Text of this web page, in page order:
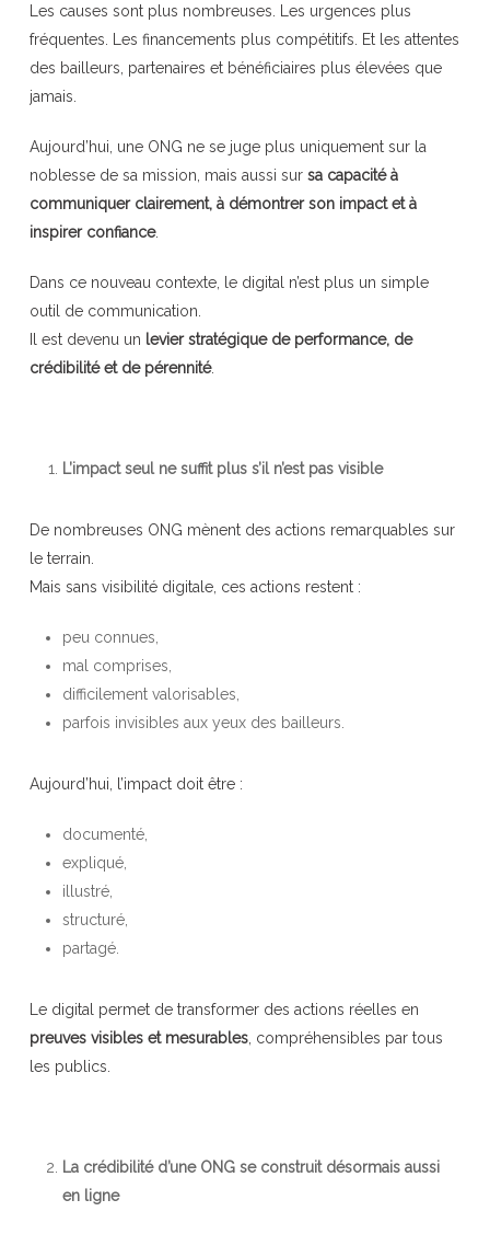
Les causes sont plus nombreuses. Les urgences plus
fréquentes. Les financements plus compétitifs. Et les attentes
des bailleurs, partenaires et bénéficiaires plus élevées que
jamais.
Aujourd’hui, une ONG ne se juge plus uniquement sur la
noblesse de sa mission, mais aussi sur sa capacité à
communiquer clairement, à démontrer son impact et à
inspirer confiance.
Dans ce nouveau contexte, le digital n’est plus un simple
outil de communication.
Il est devenu un levier stratégique de performance, de
crédibilité et de pérennité.
L’impact seul ne suffit plus s’il n’est pas visible
De nombreuses ONG mènent des actions remarquables sur
le terrain.
Mais sans visibilité digitale, ces actions restent :
peu connues,
mal comprises,
difficilement valorisables,
parfois invisibles aux yeux des bailleurs.
Aujourd’hui, l’impact doit être :
documenté,
expliqué,
illustré,
structuré,
partagé.
Le digital permet de transformer des actions réelles en
preuves visibles et mesurables, compréhensibles par tous
les publics.
La crédibilité d’une ONG se construit désormais aussi
en ligne